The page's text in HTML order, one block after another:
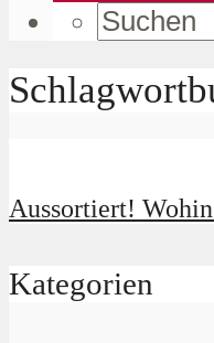
Aussortiert!
Kategorien